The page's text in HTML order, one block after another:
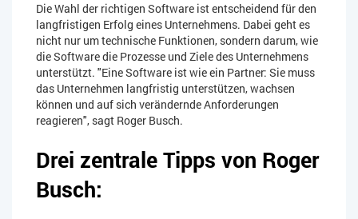
Die Wahl der richtigen Software ist entscheidend für den
langfristigen Erfolg eines Unternehmens. Dabei geht es
nicht nur um technische Funktionen, sondern darum, wie
die Software die Prozesse und Ziele des Unternehmens
unterstützt. "Eine Software ist wie ein Partner: Sie muss
das Unternehmen langfristig unterstützen, wachsen
können und auf sich verändernde Anforderungen
reagieren", sagt Roger Busch.
Drei zentrale Tipps von Roger
Busch: